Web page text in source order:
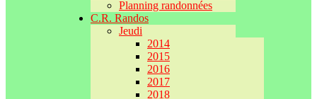
Planning randonnées
C.R. Randos
Jeudi
2014
2015
2016
2017
2018